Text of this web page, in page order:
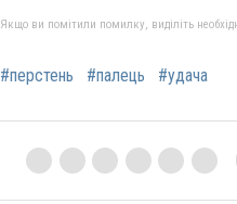
Якщо ви помітили помилку, виділіть
#перстень #палець #удача